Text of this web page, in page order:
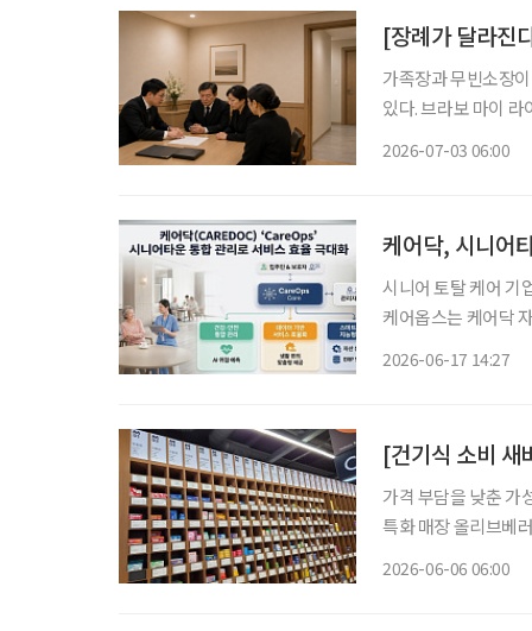
[장례가 달라진
가족장과 무빈소장
있다. 브라보 마이
2026-07-03 06:00
케어닥, 시니어
시니어 토탈 케어 기
케어옵스는 케어닥
2026-06-17 14:27
[건기식 소비
가격 부담을 낮춘 가
특화 매장 올리브베
2026-06-06 06:00